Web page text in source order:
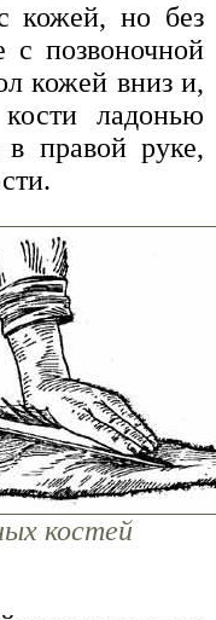
кожей, но без
с позвоночной
кожей вниз и,
ладонью
правой руке,
костей